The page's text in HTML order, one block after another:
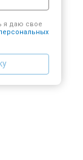
я даю свое